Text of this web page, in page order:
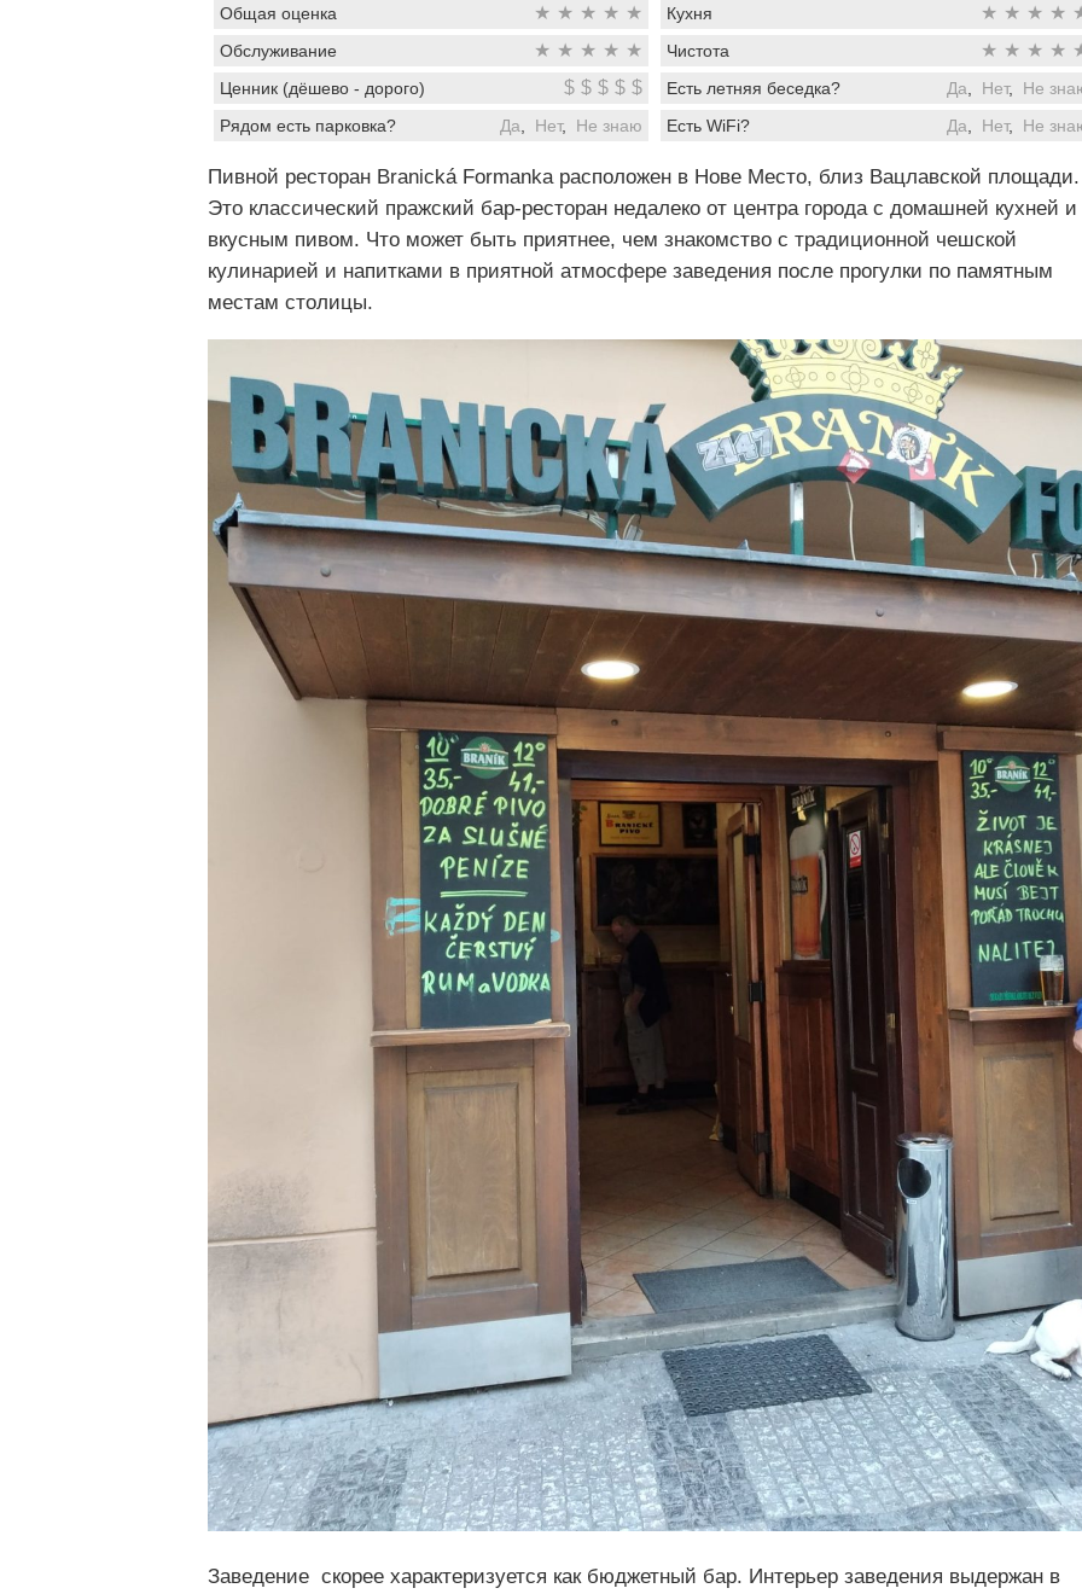
Общая оценка ★ ★ ★ ★ ★ Кухня ★ ★ ★ ★
Обслуживание ★ ★ ★ ★ ★ Чистота ★ ★ ★ ★
Ценник (дёшево - дорого) $ $ $ $ $ Есть летняя беседка? Да Нет, Не
Рядом есть парковка?
Да Нет, Не знаю Есть WiFi? Да Нет, Не
Пивной ресторан Branická Formanka расположен в Нове Место, близ Вацлавской площади.
Это классический пражский бар-ресторан недалеко от центра города с домашней кухней и
вкусным пивом. Что может быть приятнее, чем знакомство с традиционной чешской
кулинарией и напитками в приятной атмосфере заведения после прогулки по памятным
местам столицы.
Заведение скорее характеризуется как бюджетный бар. Интерьер заведения выдержан в